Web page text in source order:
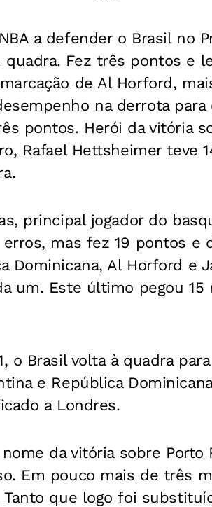
a defender o Brasil no
Fez três pontos e
de Al Horford,
na derrota
pontos. Herói da vitória
Rafael Hettsheimer teve
principal jogador do
erros, mas fez 19 pontos e
Dominicana, Al Horford e
um. Este último pegou 15
o Brasil volta à quadra
e República
a Londres.
da vitória sobre
Em pouco mais de três
que logo foi